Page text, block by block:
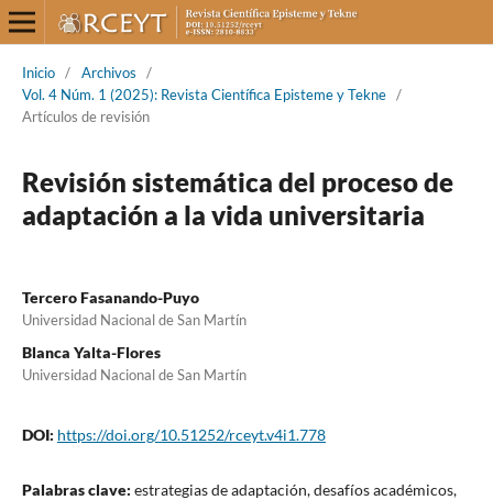
Inicio / Archivos
/
Vol. 4 Núm. 1 (2025): Revista Científica Episteme y Tekne /
Artículos de revisión
Revisión sistemática del proceso de
adaptación a la vida universitaria
Tercero Fasanando-Puyo
Universidad Nacional de San Martín
Blanca Yalta-Flores
Universidad Nacional de San Martín
DOI: https://doi.org/10.51252/rceyt.v4i1.778
Palabras clave: estrategias de adaptación, desafíos académicos,